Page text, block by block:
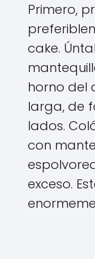
Primero,
cake.
horno del
larga, de
lados.
con
exceso.